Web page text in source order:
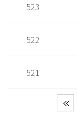
523
522
521